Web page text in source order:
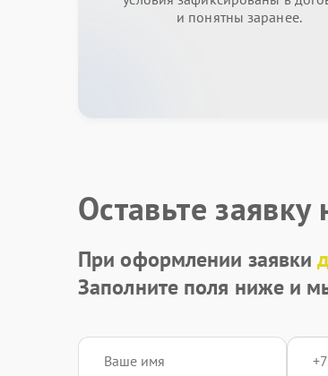
и понятны заранее.
Оставьте
При оформлении заявки
Заполните поля ниже и